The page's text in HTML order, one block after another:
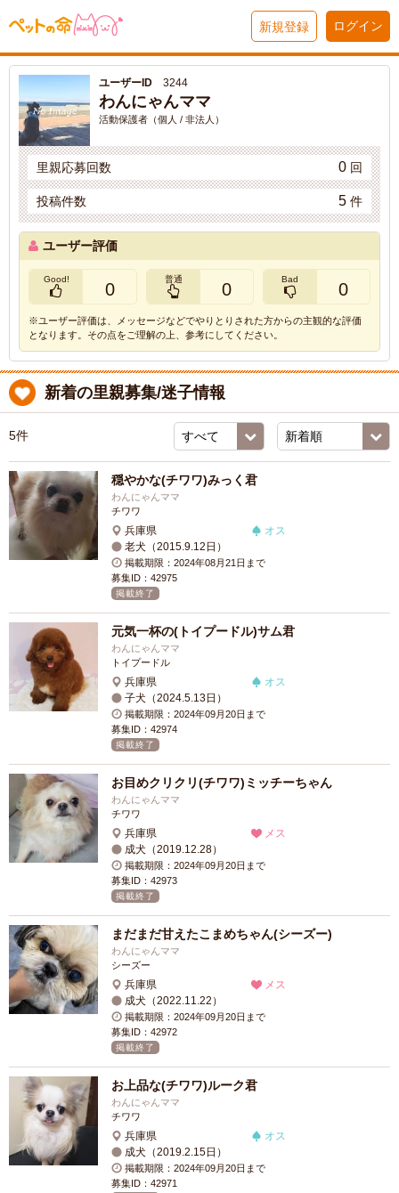
新規登録 ログイン
ユーザーID 3244
わんにゃんママ
活動保護者（個人 / 非法人）
里親応募回数 0 回
投稿件数 5 件
ユーザー評価
Good!
0
普通
0
Bad
0
※ユーザー評価は、メッセージなどでやりとりされた方からの主観的な評価
となります。その点をご理解の上、参考にしてください。
新着の里親募集/迷子情報
5件
穏やかな(チワワ)みっく君
わんにゃんママ
チワワ
兵庫県
オス
老犬（2015.9.12日）
掲載期限：2024年08月21日まで
募集ID：42975
掲載終了
元気一杯の(トイプードル)サム君
わんにゃんママ
トイプードル
兵庫県
オス
子犬（2024.5.13日）
掲載期限：2024年09月20日まで
募集ID：42974
掲載終了
お目めクリクリ(チワワ)ミッチーちゃん
わんにゃんママ
チワワ
兵庫県
メス
成犬（2019.12.28）
掲載期限：2024年09月20日まで
募集ID：42973
掲載終了
まだまだ甘えたこまめちゃん(シーズー)
わんにゃんママ
シーズー
兵庫県
メス
成犬（2022.11.22）
掲載期限：2024年09月20日まで
募集ID：42972
掲載終了
お上品な(チワワ)ルーク君
わんにゃんママ
チワワ
兵庫県
オス
成犬（2019.2.15日）
掲載期限：2024年09月20日まで
募集ID：42971